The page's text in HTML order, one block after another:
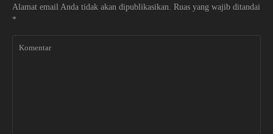
Alamat email Anda tidak akan dipublikasikan. Ruas yang wajib ditandai
*